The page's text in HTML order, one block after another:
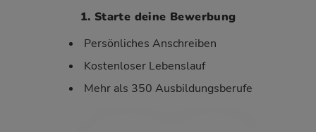
1. Starte deine Bewerbung
Persönliches Anschreiben
Kostenloser Lebenslauf
Mehr als 350 Ausbildungsberufe